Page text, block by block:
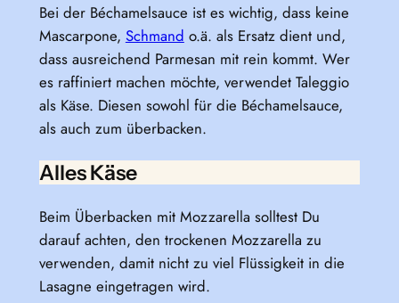
Bei der Béchamelsauce ist es wichtig, dass keine
Mascarpone, Schmand o.ä. als Ersatz dient und,
dass ausreichend Parmesan mit rein kommt. Wer
es raffiniert machen möchte, verwendet Taleggio
als Käse. Diesen sowohl für die Béchamelsauce,
als auch zum überbacken.
Alles Käse
Beim Überbacken mit Mozzarella solltest Du
darauf achten, den trockenen Mozzarella zu
verwenden, damit nicht zu viel Flüssigkeit in die
Lasagne eingetragen wird.